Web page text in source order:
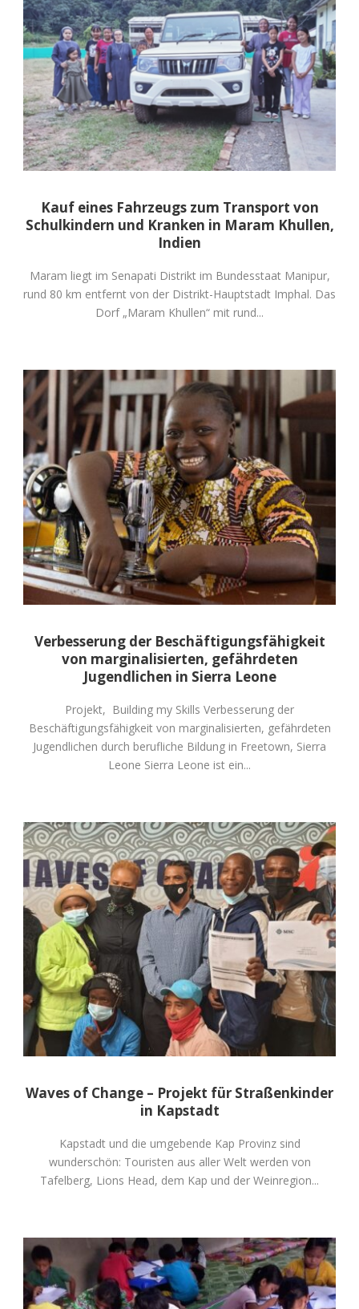
Kauf eines Fahrzeugs zum Transport von
Schulkindern und Kranken in Maram Khullen,
Indien
Maram liegt im Senapati Distrikt im Bundesstaat Manipur,
rund 80 km entfernt von der Distrikt-Hauptstadt Imphal. Das
Dorf „Maram Khullen“ mit rund...
Verbesserung der Beschäftigungsfähigkeit
von marginalisierten, gefährdeten
Jugendlichen in Sierra Leone
Projekt, Building my Skills Verbesserung der
Beschäftigungsfähigkeit von marginalisierten, gefährdeten
Jugendlichen durch berufliche Bildung in Freetown, Sierra
Leone Sierra Leone ist ein...
Waves of Change – Projekt für Straßenkinder
in Kapstadt
Kapstadt und die umgebende Kap Provinz sind
wunderschön: Touristen aus aller Welt werden von
Tafelberg, Lions Head, dem Kap und der Weinregion...